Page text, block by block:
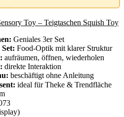
Toy – Teigtaschen Squish Toy
Geniales 3er Set
Food-Optik mit klarer Struktur
aufräumen, öffnen, wiederholen
direkte Interaktion
beschäftigt ohne Anleitung
ideal für Theke & Trendfläche